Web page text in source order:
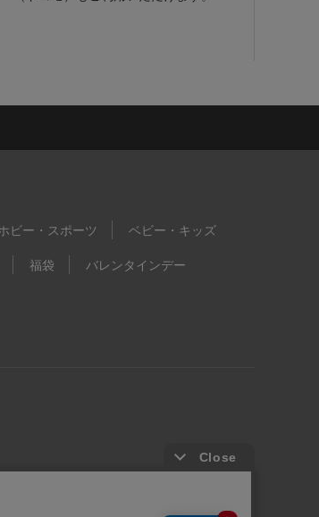
ビー・スポーツ ベビー・キッズ
福袋
バレンタインデー